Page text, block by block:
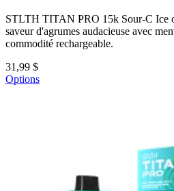
STLTH TITAN PRO 15k Sour-C Ice
saveur d'agrumes audacieuse avec
commodité rechargeable.
31,99 $
Options